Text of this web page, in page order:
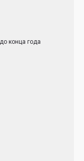
конца года